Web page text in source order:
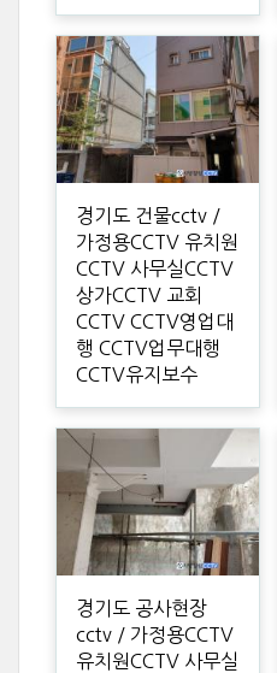
경기도 건물cctv /
가정용CCTV 유치원
CCTV 사무실CCTV
상가CCTV 교회
CCTV CCTV영업대
행 CCTV업무대행
CCTV유지보수
경기도 공사현장
cctv / 가정용CCTV
유치원CCTV 사무실